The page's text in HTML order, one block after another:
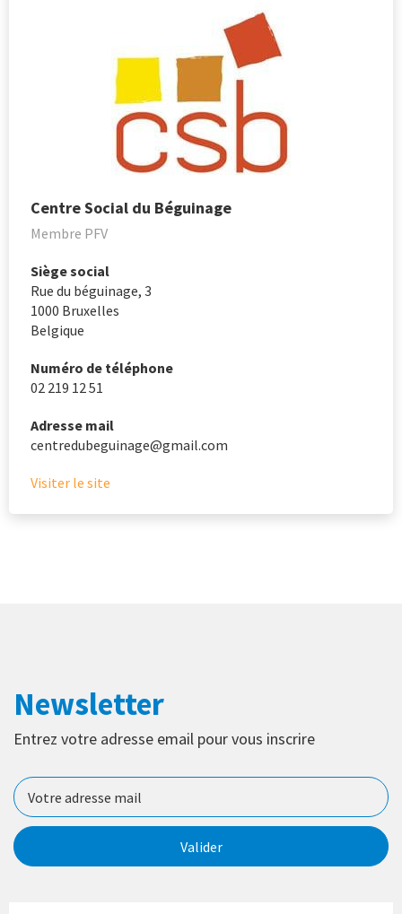
Centre Social du Béguinage
Membre PFV
Siège social
Rue du béguinage, 3
1000 Bruxelles
Belgique
Numéro de téléphone
02 219 12 51
Adresse mail
centredubeguinage@gmail.com
Visiter le site
Newsletter
Entrez votre adresse email pour vous inscrire
Valider